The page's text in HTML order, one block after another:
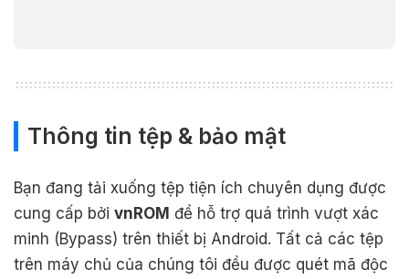
Thông tin tệp & bảo mật
Bạn đang tải xuống tệp tiện ích chuyên dụng được
cung cấp bởi vnROM để hỗ trợ quá trình vượt xác
minh (Bypass) trên thiết bị Android. Tất cả các tệp
trên máy chủ của chúng tôi đều được quét mã độc